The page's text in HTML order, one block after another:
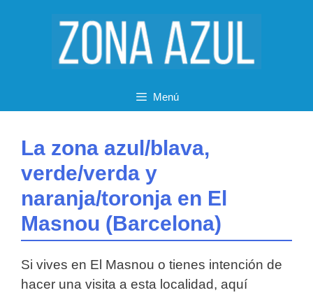
Menú
La zona azul/blava,
verde/verda y
naranja/toronja en El
Masnou (Barcelona)
Si vives en El Masnou o tienes intención de
hacer una visita a esta localidad, aquí